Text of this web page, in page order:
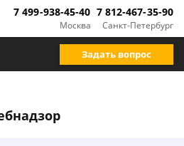
Москва
7 499-938-45-40
Санкт-Петербург
7 812-467-35-90
Задать вопрос